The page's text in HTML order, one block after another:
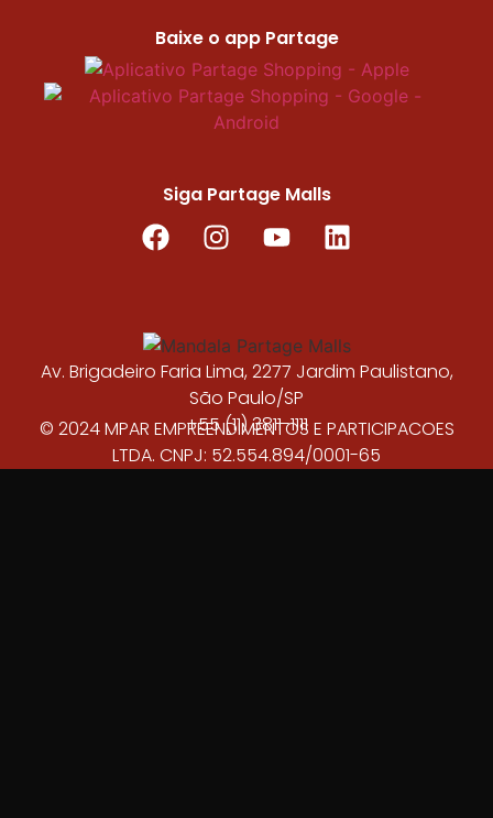
Baixe o app Partage
Siga Partage Malls
Av. Brigadeiro Faria Lima, 2277 Jardim Paulistano,
São Paulo/SP
+55 (11) 3811-1111
© 2024 MPAR EMPREENDIMENTOS E PARTICIPACOES
LTDA. CNPJ: 52.554.894/0001-65